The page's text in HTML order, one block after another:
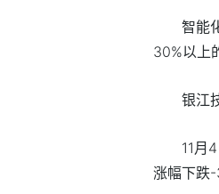
智能
30%以上
银江
11月
涨幅下跌-